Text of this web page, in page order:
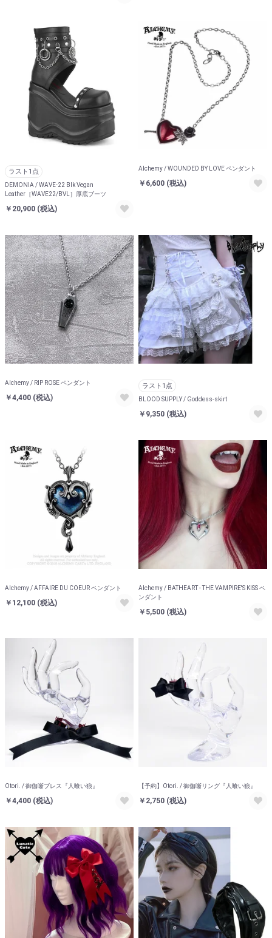
ラスト1点
DEMONIA / WAVE-22 Blk Vegan
Leather［WAVE22/BVL］厚底ブーツ
￥20,900 (税込)
Alchemy / WOUNDED BY LOVE ペンダント
￥6,600 (税込)
Alchemy / RIP ROSE ペンダント
￥4,400 (税込)
ラスト1点
BLOOD SUPPLY / Goddess-skirt
￥9,350 (税込)
Alchemy / AFFAIRE DU COEUR ペンダント
￥12,100 (税込)
Alchemy / BATHEART - THE VAMPIRE'S KISS ペ
ンダント
￥5,500 (税込)
Otori. / 御伽噺ブレス『人喰い狼』
￥4,400 (税込)
【予約】Otori. / 御伽噺リング『人喰い狼』
￥2,750 (税込)